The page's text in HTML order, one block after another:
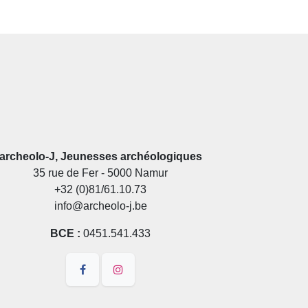
J, Jeunesses archéologiques
35 rue de Fer - 5000 Namur
+32 (0)81/61.10.73
info@archeolo-j.be
BCE : 0451.541.433